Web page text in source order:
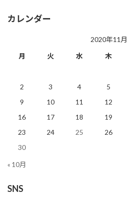
カレンダー
2020年11月
月
火 水 木
2
3 4 5
9
10 11 12
16
17 18 19
23
24 25 26
30
« 10月
SNS